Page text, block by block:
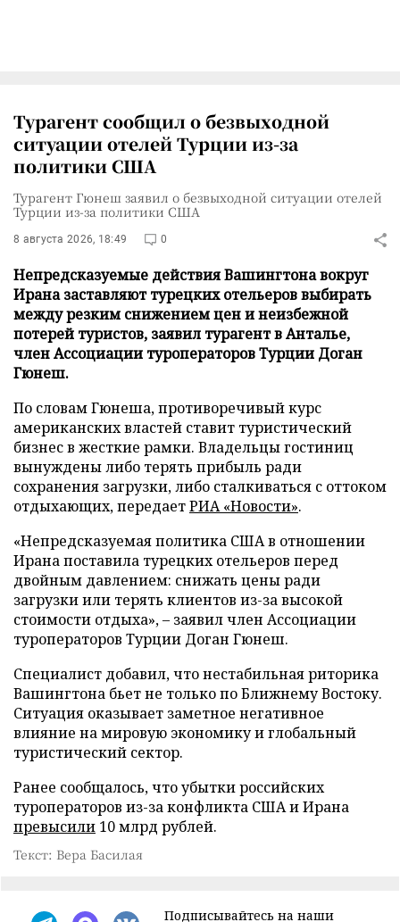
Турагент сообщил о безвыходной
ситуации отелей Турции из-за
политики США
Турагент Гюнеш заявил о безвыходной ситуации отелей
Турции из-за политики США
8 августа 2026, 18:49 0
Непредсказуемые действия Вашингтона вокруг
Ирана заставляют турецких отельеров выбирать
между резким снижением цен и неизбежной
потерей туристов, заявил турагент в Анталье,
член Ассоциации туроператоров Турции Доган
Гюнеш.
По словам Гюнеша, противоречивый курс
американских властей ставит туристический
бизнес в жесткие рамки. Владельцы гостиниц
вынуждены либо терять прибыль ради
сохранения загрузки, либо сталкиваться с оттоком
отдыхающих, передаетРИА «Новости».
«Непредсказуемая политика США в отношении
Ирана поставила турецких отельеров перед
двойным давлением: снижать цены ради
загрузки или терять клиентов из-за высокой
стоимости отдыха», – заявил член Ассоциации
туроператоров Турции Доган Гюнеш.
Специалист добавил, что нестабильная риторика
Вашингтона бьет не только по Ближнему Востоку.
Ситуация оказывает заметное негативное
влияние на мировую экономику и глобальный
туристический сектор.
Ранее сообщалось, что убытки российских
туроператоров из-за конфликта США и Ирана
превысили 10 млрд рублей.
Текст: Вера Басилая
Подписывайтесь на наши